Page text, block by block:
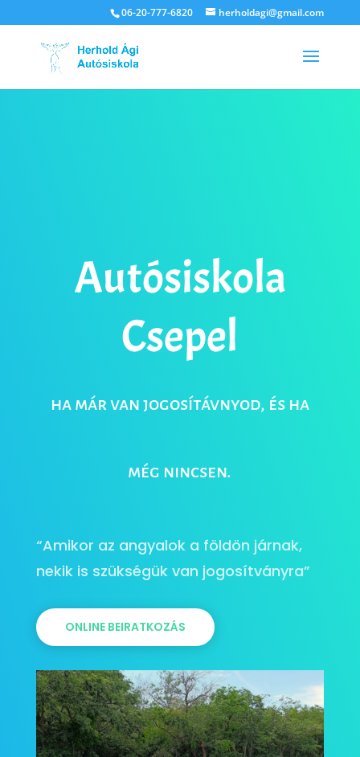
06-20-777-6820 herholdagi@gmail.com
Autósiskola
Csepel
ha már van jogosítávnyod, és ha
még nincsen.
“Amikor az angyalok a földön járnak,
nekik is szükségük van jogosítványra”
ONLINE BEIRATKOZÁS